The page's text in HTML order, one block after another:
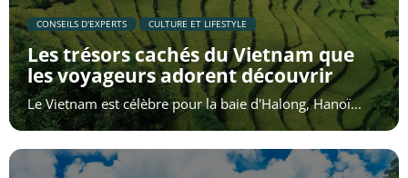
​CONSEILS D'EXPERTS ​CULTURE ET LIFESTYLE
Les trésors cachés du Vietnam que
les voyageurs adorent découvrir
Le Vietnam est célèbre pour la baie d'Halong, Hanoï...